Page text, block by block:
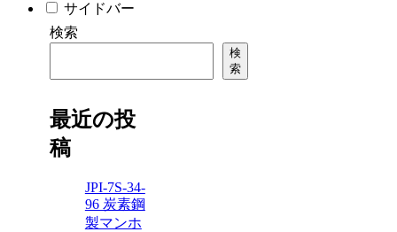
サイドバー
検索
検
索
最近の投
稿
JPI-7S-34-
96 炭素鋼
製マンホ